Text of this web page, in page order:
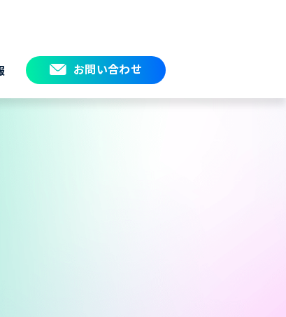
お問い合わせ